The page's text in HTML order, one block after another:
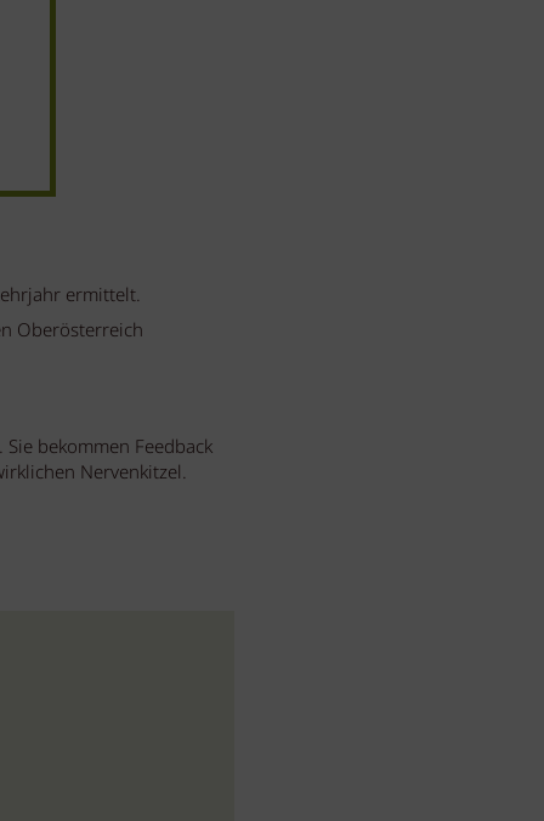
ermittelt.
Oberösterreich
bekommen Feedback
Nervenkitzel.